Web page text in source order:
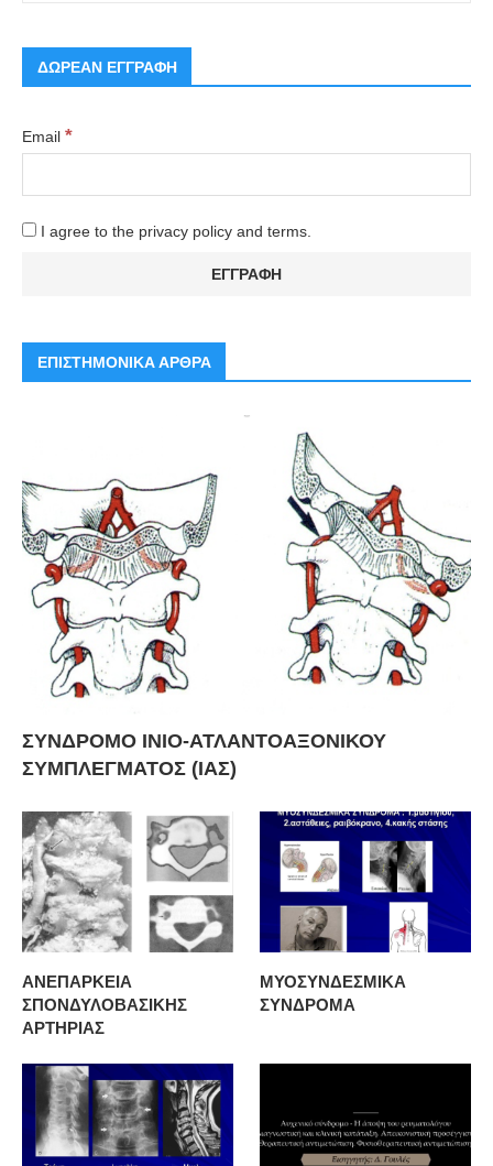
ΔΩΡΕΑΝ ΕΓΓΡΑΦΗ
Email *
I agree to the privacy policy and terms.
ΕΠΙΣΤΗΜΟΝΙΚΑ ΑΡΘΡΑ
ΣΥΝΔΡΟΜΟ ΙΝΙΟ-ΑΤΛΑΝΤΟΑΞΟΝΙΚΟΥ
ΣΥΜΠΛΕΓΜΑΤΟΣ (ΙΑΣ)
ΑΝΕΠΑΡΚΕΙΑ
ΣΠΟΝΔΥΛΟΒΑΣΙΚΗΣ
ΑΡΤΗΡΙΑΣ
ΜΥΟΣΥΝΔΕΣΜΙΚΑ
ΣΥΝΔΡΟΜΑ